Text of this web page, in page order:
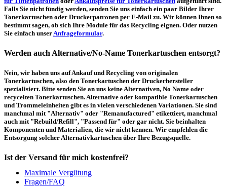
Falls Sie nicht fündig werden, senden Sie uns einfach ein paar Bilder Ihrer
Tonerkartuschen oder Druckerpatronen per E-Mail zu. Wir können Ihnen so
bestimmt sagen, ob sich Ihre Module für das Recycling eignen. Oder nutzen
Sie einfach unser Anfrageformular.
Werden auch Alternative/No-Name Tonerkartuschen entsorgt?
Nein, wir haben uns auf Ankauf und Recycling von originalen
Tonerkartuschen, also den Tonerkartuschen der Druckerhersteller
spezialisiert. Bitte senden Sie an uns keine Alternativen, No Name oder
recycelten Tonerkartuschen. Alternative oder kompatible Tonerkartuschen
und Trommeleinheiten gibt es in vielen verschiedenen Variationen. Sie sind
manchmal mit "Alternativ" oder "Remanufactured" etikettiert, manchmal
auch mit "Rebuild/Refill", "Passend für" oder gar nicht. Sie beinhalten
Komponenten und Materialien, die wir nicht kennen. Wir empfehlen die
Entsorgung solcher Alternativkartuschen über Ihre Bezugsquelle.
Ist der Versand für mich kostenfrei?
Ein kostenfreier Versand aus Österreich (per Paketmarke oder Abholung) ist
erst ab einem Ankaufswert von 75,00€ pro Paket bzw. 500,00€ pro Palette
Maximale Vergütung
Fragen/FAQ